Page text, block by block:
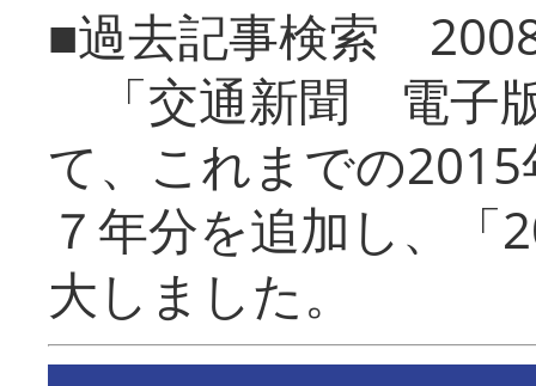
■過去記事検索
「交通新聞 電子
て、これまでの
７年分を追加し、「
大しまし